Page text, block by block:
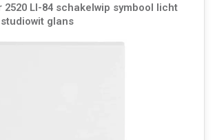
LI-84 schakelwip symbool licht
glans